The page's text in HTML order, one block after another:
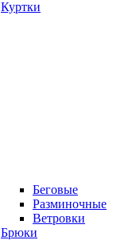
Куртки
Беговые
Разминочные
Ветровки
Брюки